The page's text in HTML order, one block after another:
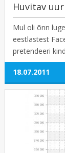
Huvitav
Mul oli õnn
eestlastest
pretendeeri
18.07.2011